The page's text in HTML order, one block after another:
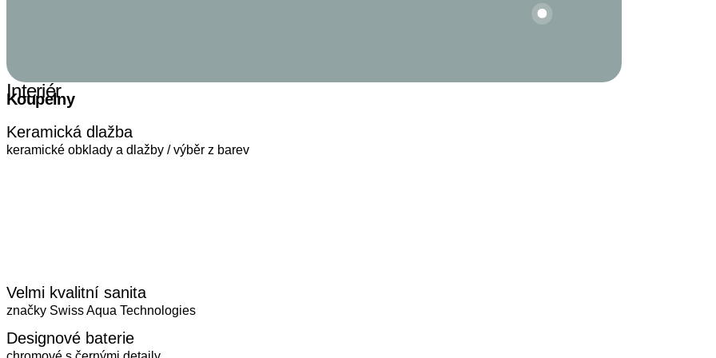
Interiér
Koupelny
Keramická dlažba
keramické obklady a dlažby / výběr z barev
Velmi kvalitní sanita
značky Swiss Aqua Technologies
Designové baterie